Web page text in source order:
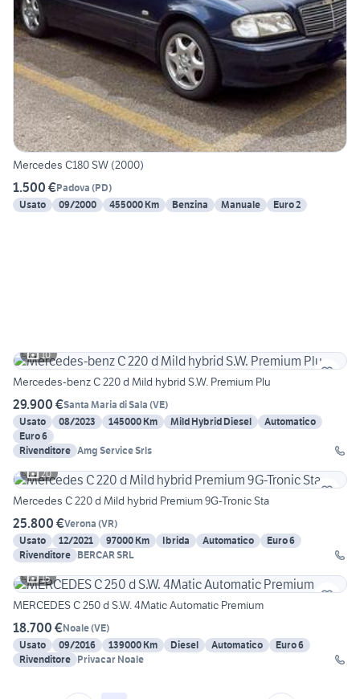
Mercedes C180 SW (2000)
1.500 €Padova (PD)
Usato
09/2000 455000 Km Benzina Manuale Euro 2
10
Mercedes-benz C 220 d Mild hybrid S.W. Premium Plu
29.900 €Santa Maria di Sala (VE)
Usato
08/2023 145000 Km Mild Hybrid Diesel
Automatico
Euro 6
Rivenditore Amg Service Srls
20
Mercedes C 220 d Mild hybrid Premium 9G-Tronic Sta
25.800 €Verona (VR)
Usato
12/2021 97000 Km Ibrida Automatico
Euro 6
Rivenditore BERCAR SRL
15
MERCEDES C 250 d S.W. 4Matic Automatic Premium
18.700 €Noale(VE)
Usato
09/2016 139000 Km Diesel Automatico
Euro 6
Rivenditore Privacar Noale